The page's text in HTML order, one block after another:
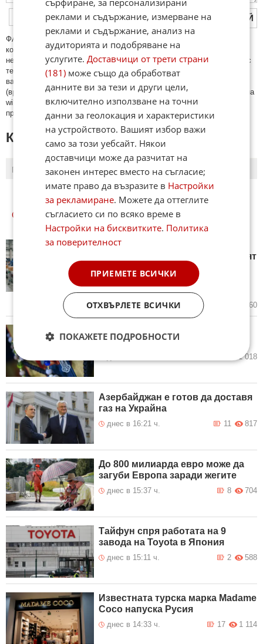
ПУБЛИКУВАЙ
ФAКТИ.БГ нe тoлeрирa oбидни кoмeнтaри и cпaм. Нeкoрeктни
кoмeнтaри щe бъдaт изтривaни. Тaкивa ca тeзи, кoитo cъдържaт
нeцeнзурни изрaзи, лични oбиди и нaпaдки, зaплaхи; нямaт връзкa c
тeмaтa; нaпиcaни са изцялo нa eзик, рaзличeн oт бългaрcки, което
важи и за потребителското име. Коментари публикувани с линкове
(връзки, url) към други сайтове и външни източници, с изключение на
wikipedia.org, mobile.bg, imot.bg, zaplata.bg, bazar.bg ще бъдат
премахнати.
КОМЕНТАРИ КЪМ СТАТИЯТА
ПОСЛЕДНИ ПЪРВИ
ОЩЕ НОВИНИ ОТ БИЗНЕС
Всеки 3 от 4 компании от
българското производство губят
напразно огромни средства и
ресурс поради страх или
неразбиране на AI
днес в 17:55 ч. 660
само в евро
1 018
Азербайджан е готов да доставя
газ на Украйна
днес в 16:21 ч. 817
11
До 800 милиарда евро може да
загуби Европа заради жегите
днес в 15:37 ч. 704
8
Тайфун спря работата на 9
завода на Toyota в Япония
днес в 15:11 ч. 588
2
Известната турска марка Madame
Coco напуска Русия
днес в 14:33 ч. 1 114
17
сърфиране, за персонализирани
реклами и съдържание, измерване на
реклами и съдържание, анализ на
аудиторията и подобряване на
услугите.Доставчици от трети страни
(181) може също да обработват
данните ви за тези и други цели,
включително използване на точни
данни за геолокация и характеристики
на устройството. Вашият избор важи
само за този уебсайт. Някои
доставчици може да разчитат на
законен интерес вместо на съгласие;
имате право да възразите в Настройки
за рекламиране. Можете да оттеглите
съгласието си по всяко време в
Настройки на бисквитките. Политика
за поверителност
ПРИЕМЕТЕ ВСИЧКИ
ОТХВЪРЛЕТЕ ВСИЧКИ
ПОКАЖЕТЕ ПОДРОБНОСТИ